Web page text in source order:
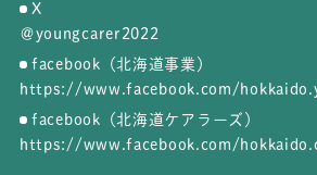
X
＠youngcarer2022
facebook（北海道事業）
https://www.facebook.com/
facebook（北海道ケアラーズ）
https://www.facebook.com/